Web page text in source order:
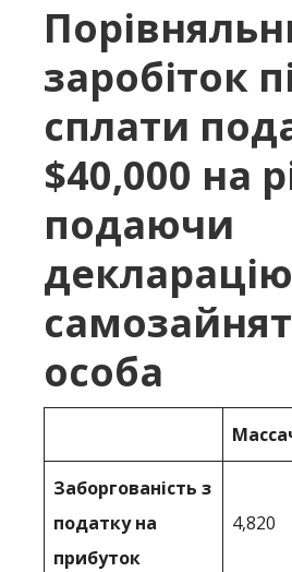
заробіток
сплати
$40,000 на
подаючи
особа
Заборгованість з
податку на
прибуток
4,820